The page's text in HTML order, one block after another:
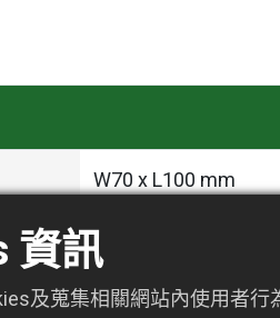
W70 x L100 mm
M5 x P0.8
3 mm (3/32")
資訊
及蒐集相關網站內使用者